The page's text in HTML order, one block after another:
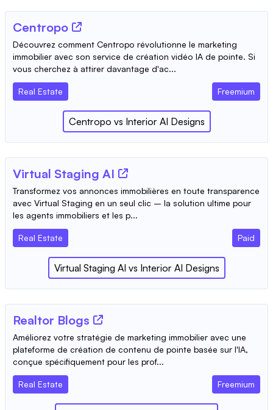
Centropo
Découvrez comment Centropo révolutionne le marketing
immobilier avec son service de création vidéo IA de pointe. Si
vous cherchez à attirer davantage d'ac...
Real Estate Freemium
Centropo vs Interior AI Designs
Virtual Staging AI
Transformez vos annonces immobilières en toute transparence
avec Virtual Staging en un seul clic – la solution ultime pour
les agents immobiliers et les p...
Real Estate Paid
Virtual Staging AI vs Interior AI Designs
Realtor Blogs
Améliorez votre stratégie de marketing immobilier avec une
plateforme de création de contenu de pointe basée sur l'IA,
conçue spécifiquement pour les prof...
Real Estate Freemium